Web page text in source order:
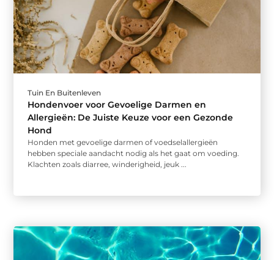
Tuin En Buitenleven
Hondenvoer voor Gevoelige Darmen en
Allergieën: De Juiste Keuze voor een Gezonde
Hond
Honden met gevoelige darmen of voedselallergieën
hebben speciale aandacht nodig als het gaat om voeding.
Klachten zoals diarree, winderigheid, jeuk ...